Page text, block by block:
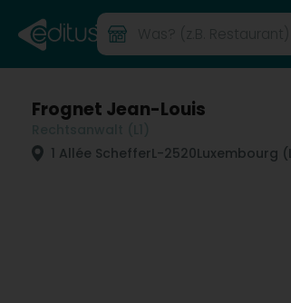
Frognet Jean-Louis
1 Allée SchefferL-2520Luxembourg